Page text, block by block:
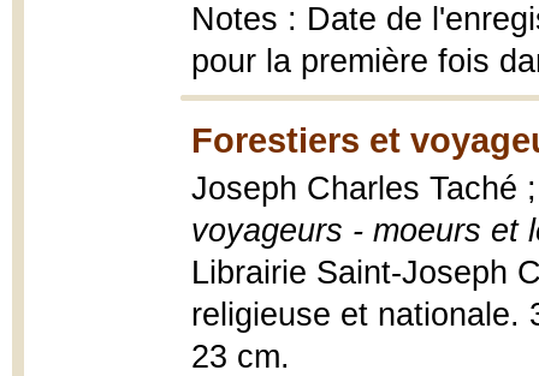
Notes : Date de
pour la première fois
Forestiers et
Joseph Charles Taché
voyageurs - moeurs et
Librairie Saint-Joseph
religieuse et nationale.
23 cm.